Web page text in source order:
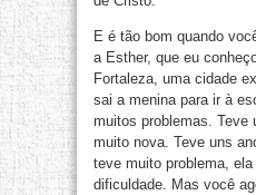
E é tão bom quando
a Esther, que eu
Fortaleza, uma cidade
sai a menina para ir à
muitos problemas.
muito nova. Teve uns
teve muito problema,
dificuldade. Mas você